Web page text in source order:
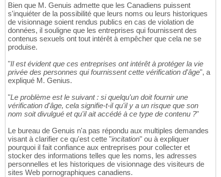
Bien que M. Genuis admette que les Canadiens puissent
s'inquiéter de la possibilité que leurs noms ou leurs historiques
de visionnage soient rendus publics en cas de violation de
données, il souligne que les entreprises qui fournissent des
contenus sexuels ont tout intérêt à empêcher que cela ne se
produise.
"Il est évident que ces entreprises ont intérêt à protéger la vie
privée des personnes qui fournissent cette vérification d'âge", a
expliqué M. Genius.
"Le problème est le suivant : si quelqu'un doit fournir une
vérification d'âge, cela signifie-t-il qu'il y a un risque que son
nom soit divulgué et qu'il ait accédé à ce type de contenu ?"
Le bureau de Genuis n'a pas répondu aux multiples demandes
visant à clarifier ce qu'est cette "incitation" ou à expliquer
pourquoi il fait confiance aux entreprises pour collecter et
stocker des informations telles que les noms, les adresses
personnelles et les historiques de visionnage des visiteurs de
sites Web pornographiques canadiens.